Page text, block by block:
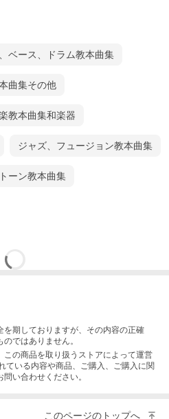
ベース、ドラム教本曲集
曲集その他
教本曲集和楽器
ジャズ、フュージョン教本曲集
ーン教本曲集
を期しておりますが、その内容の正確
ではありません。
この商品を取り扱うストアによって運営
ている内容や商品、ご購入 、ご購入に関
い合わせください。
このページのトップへ